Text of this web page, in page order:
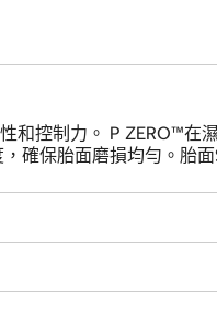
和控制力。 P ZERO™在
確保胎面磨損均勻。胎